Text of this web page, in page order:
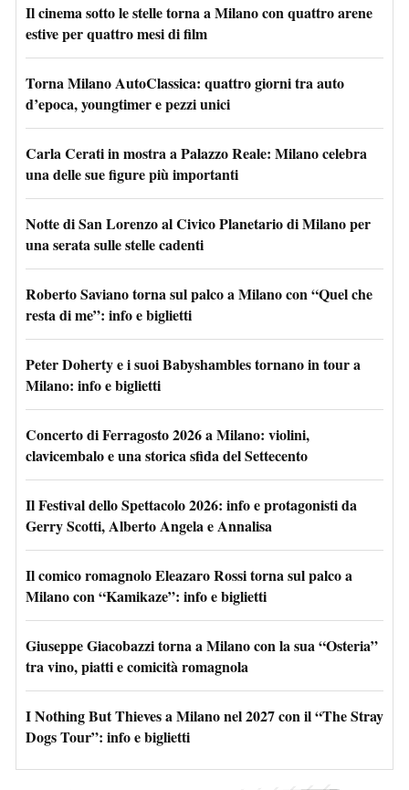
Il cinema sotto le stelle torna a Milano con quattro arene
estive per quattro mesi di film
Torna Milano AutoClassica: quattro giorni tra auto
d’epoca, youngtimer e pezzi unici
Carla Cerati in mostra a Palazzo Reale: Milano celebra
una delle sue figure più importanti
Notte di San Lorenzo al Civico Planetario di Milano per
una serata sulle stelle cadenti
Roberto Saviano torna sul palco a Milano con “Quel che
resta di me”: info e biglietti
Peter Doherty e i suoi Babyshambles tornano in tour a
Milano: info e biglietti
Concerto di Ferragosto 2026 a Milano: violini,
clavicembalo e una storica sfida del Settecento
Il Festival dello Spettacolo 2026: info e protagonisti da
Gerry Scotti, Alberto Angela e Annalisa
Il comico romagnolo Eleazaro Rossi torna sul palco a
Milano con “Kamikaze”: info e biglietti
Giuseppe Giacobazzi torna a Milano con la sua “Osteria”
tra vino, piatti e comicità romagnola
I Nothing But Thieves a Milano nel 2027 con il “The Stray
Dogs Tour”: info e biglietti